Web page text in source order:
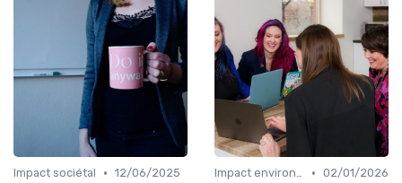
Impact sociétal • 12/06/2025
Impact environnemental • 02/01/2026